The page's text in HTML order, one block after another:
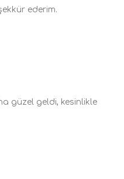
ederim.
güzel geldi, kesinlikle